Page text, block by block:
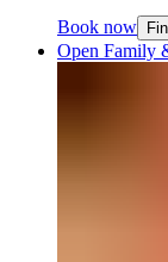
Book now
Open Family & Friends Kitchen - Summer​​​​‌